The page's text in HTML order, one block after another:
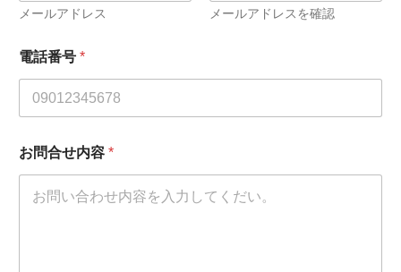
メールアドレス メールアドレスを確認
電話番号 *
お問合せ内容 *